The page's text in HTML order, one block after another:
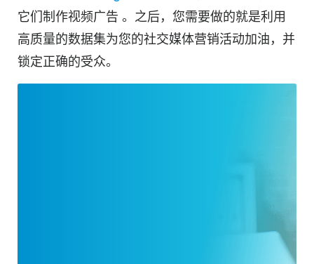
它们制作视频广告 。之后，您需要做的就是利用
高质量的数据集为您的社交媒体营销活动加油，并
锁定正确的受众。